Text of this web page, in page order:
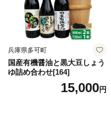
兵庫県多可町
国産有機醤油と黒大豆しょう
ゆ詰め合わせ[164]
15,000円